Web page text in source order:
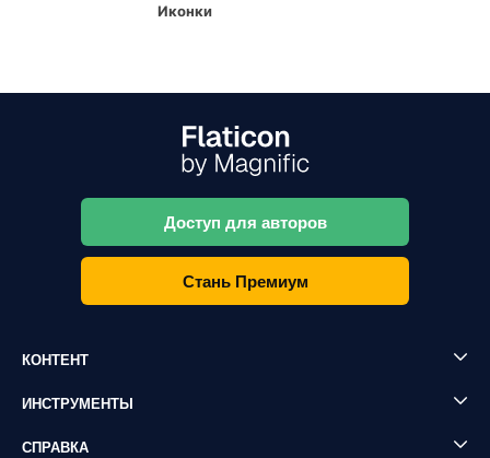
Иконки
Доступ для авторов
Стань Премиум
КОНТЕНТ
ИНСТРУМЕНТЫ
СПРАВКА